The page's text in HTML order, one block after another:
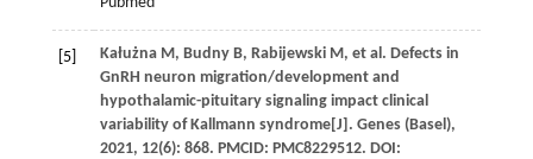
[5] Kałużna M, Budny B, Rabijewski M, et al . Defects in
GnRH neuron migration/development and
hypothalamic-pituitary signaling impact clinical
variability of Kallmann syndrome[J]. Genes (Basel),
2021, 12(6): 868. PMCID: PMC8229512. DOI: